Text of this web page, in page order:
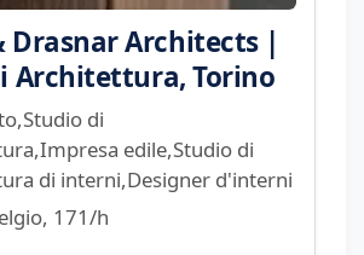
Drasnar Architects |
Architettura, Torino
di
edile,Studio di
di interni,Designer d'interni
171/h